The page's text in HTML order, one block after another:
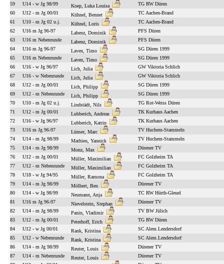
59
U14 - w Jg 98/99 Koep, Luka Louisa
TG RW Düren
60
U12 - m Jg 00/01 Kühnel, Bennet
TC Aachen-Brand
61
U10 - m Jg 02 u.j. Kühnel, Loris
TC Aachen-Brand
62
U16 m Jg 96-97 Labenz, Dominik
PFS Düren
63
U16 m Nebenrunde Labenz, Dominik
PFS Düren
64
U16 m Jg 96-97 Laven, Timo
SG Düren 1999
65
U16 m Nebenrunde Laven, Timo
SG Düren 1999
66
U16 - w Jg 96/97 Lich, Julia
GW Viktoria Schlich
67
U16 - w Nebenrunde Lich, Julia
GW Viktoria Schlich
68
U12 - m Jg 00/01 Lich, Philipp
SG Düren 1999
69
U12 - m Nebenrunde Lich, Philipp
SG Düren 1999
70
U10 - m Jg 02 u.j. Lindstädt, Nils
TG Rot-Weiss Düren
71
U12 - m Jg 00/01 Lubberich, Andreas
TK Kurhaus Aachen
72
U16 - w Jg 96/97 Lubberich, Katrin
TK Kurhaus Aachen
73
U16 m Jg 96-97 Lünser, Marc
TV Huchem-Stammeln
74
U14 - m Jg 98/99 Mathieu, Yannick
TV Huchem-Stammeln
75
U14 - m Jg 98/99 Monz, Max
Dürener TV
76
U12 - m Jg 00/01 Müller, Maximilian
FC Golzheim TA
77
U12 - m Nebenrunde Müller, Maximilian
FC Golzheim TA
78
U18 - w Jg 94/95 Müller, Ramona
FC Golzheim TA
79
U14 - m Jg 98/99 Mölbert, Ben
Dürener TV
80
U14 - w Jg 98/99 Neumann, Anja
TC RW Hürth-Gleuel
81
U16 m Jg 96-97 Nievelstein, Stephan
Dürener TV
82
U14 - m Jg 98/99 Panin, Vladimir
TV BW Jülich
83
U12 - m Jg 00/01 Peterhoff, Erich
TG RW Düren
84
U12 - w Jg 00/01 Rank, Kristina
SC Alem.Lendersdorf
85
U12 - w Nebenrunde Rank, Kristina
SC Alem.Lendersdorf
86
U14 - m Jg 98/99 Reuter, Louis
Dürener TV
87
U14 - m Nebenrunde Reuter, Louis
Dürener TV